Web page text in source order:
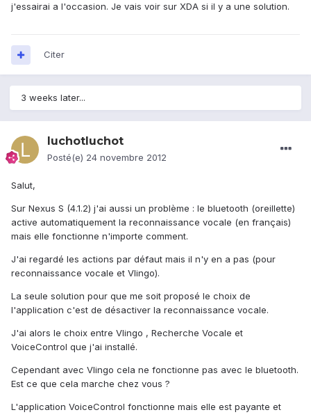
j'essairai a l'occasion. Je vais voir sur XDA si il y a une solution.
Citer
3 weeks later...
luchotluchot
Posté(e) 24 novembre 2012
Salut,
Sur Nexus S (4.1.2) j'ai aussi un problème : le bluetooth (oreillette)
active automatiquement la reconnaissance vocale (en français)
mais elle fonctionne n'importe comment.
J'ai regardé les actions par défaut mais il n'y en a pas (pour
reconnaissance vocale et Vlingo).
La seule solution pour que me soit proposé le choix de
l'application c'est de désactiver la reconnaissance vocale.
J'ai alors le choix entre Vlingo , Recherche Vocale et
VoiceControl que j'ai installé.
Cependant avec Vlingo cela ne fonctionne pas avec le bluetooth.
Est ce que cela marche chez vous ?
L'application VoiceControl fonctionne mais elle est payante et